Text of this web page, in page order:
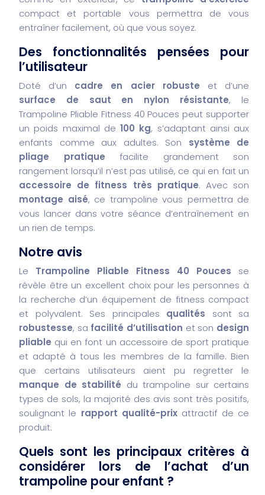
compact et portable vous permettra de vous
entraîner facilement, où que vous soyez.
Des fonctionnalités pensées pour
l’utilisateur
Doté d’un cadre en acier robuste et d’une
surface de saut en nylon résistante, le
Trampoline Pliable Fitness 40 Pouces peut supporter
un poids maximal de 100 kg, s’adaptant ainsi aux
enfants comme aux adultes. Son système de
pliage pratique facilite grandement son
rangement lorsqu’il n’est pas utilisé, ce qui en fait un
accessoire de fitness très pratique. Avec son
montage aisé, ce trampoline vous permettra de
vous lancer dans votre séance d’entraînement en
un rien de temps.
Notre avis
Le Trampoline Pliable Fitness 40 Pouces se
révèle être un excellent choix pour les personnes à
la recherche d’un équipement de fitness compact
et polyvalent. Ses principales qualités sont sa
robustesse, sa facilité d’utilisation et son design
pliable qui en font un accessoire de sport pratique
et adapté à tous les membres de la famille. Bien
que certains utilisateurs aient pu regretter le
manque de stabilité du trampoline sur certains
types de sols, la majorité des avis sont très positifs,
soulignant le rapport qualité-prix attractif de ce
produit.
Quels sont les principaux critères à
considérer lors de l’achat d’un
trampoline pour enfant ?